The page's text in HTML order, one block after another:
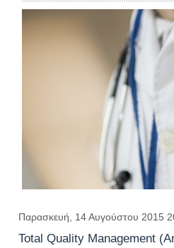
Παρασκευή, 14 Αυγούστου 2015
Total Quality Management